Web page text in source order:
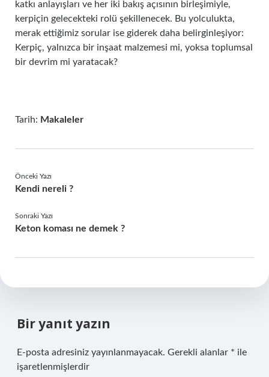
katkı anlayışları ve her iki bakış açısının birleşimiyle,
kerpiçin gelecekteki rolü şekillenecek. Bu yolculukta,
merak ettiğimiz sorular ise giderek daha belirginleşiyor:
Kerpiç, yalnızca bir inşaat malzemesi mi, yoksa toplumsal
bir devrim mi yaratacak?
Tarih: Makaleler
Önceki Yazı
Kendi nereli ?
Sonraki Yazı
Keton koması ne demek ?
Bir yanıt yazın
E-posta adresiniz yayınlanmayacak. Gerekli alanlar * ile
işaretlenmişlerdir